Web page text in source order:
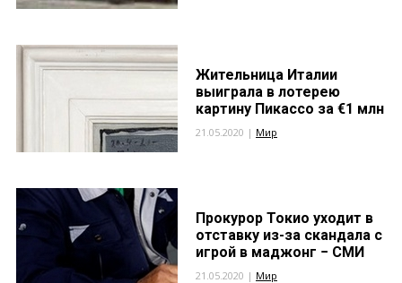
Жительница Италии
выиграла в лотерею
картину Пикассо за €1 млн
21.05.2020 | Мир
Прокурор Токио уходит в
отставку из-за скандала с
игрой в маджонг − СМИ
21.05.2020 | Мир